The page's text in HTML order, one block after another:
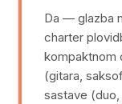
Da — glazba
charter
kompaktnom
(gitara,
sastave